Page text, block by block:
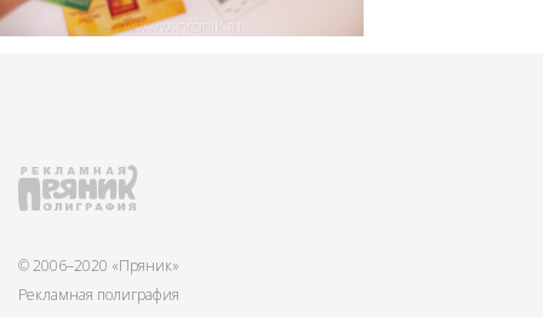
© 2006–2020 «Пряник»
Рекламная полиграфия